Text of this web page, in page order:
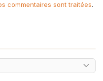
commentaires sont traitées.